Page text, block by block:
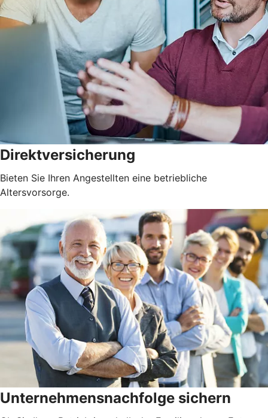
Direktversicherung
Bieten Sie Ihren Angestellten eine betriebliche
Altersvorsorge.
Unternehmensnachfolge sichern